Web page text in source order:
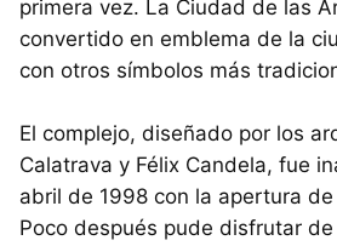
primera vez. La Ciudad de las
convertido en emblema de la
con otros símbolos más
El complejo, diseñado por los
Calatrava y Félix Candela, fue
abril de 1998 con la apertura de
Poco después pude disfrutar